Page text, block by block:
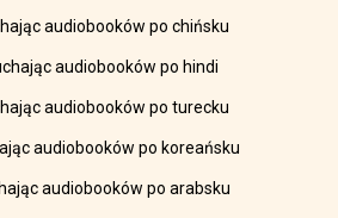
audiobooków po chińsku
audiobooków po hindi
audiobooków po turecku
audiobooków po koreańsku
audiobooków po arabsku